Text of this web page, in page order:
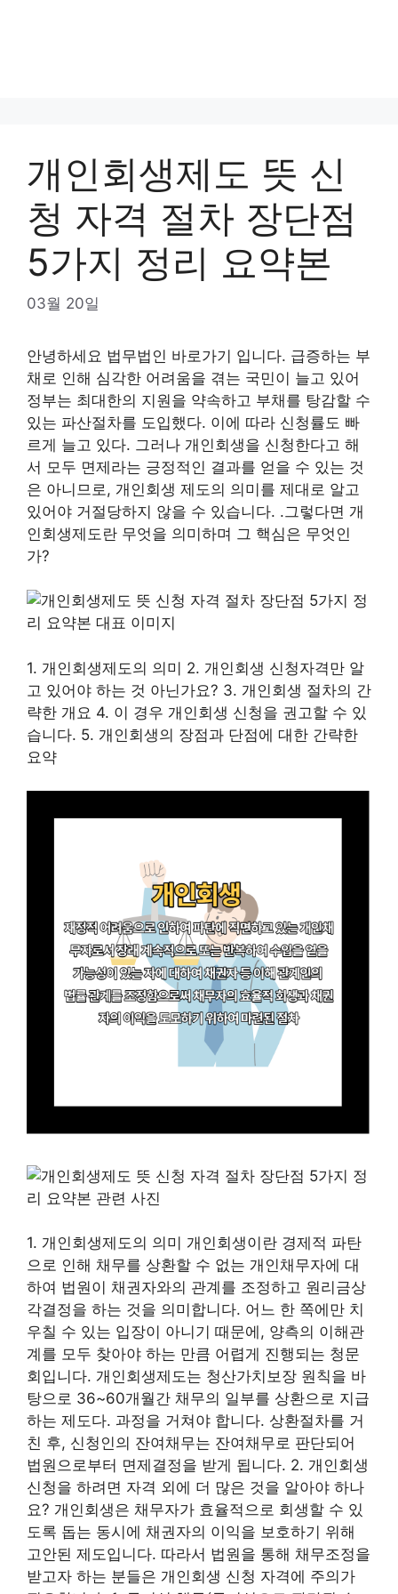
개인회생제도 뜻 신
청 자격 절차 장단점
5가지 정리 요약본
03월 20일
안녕하세요 법무법인 바로가기 입니다. 급증하는 부
채로 인해 심각한 어려움을 겪는 국민이 늘고 있어
정부는 최대한의 지원을 약속하고 부채를 탕감할 수
있는 파산절차를 도입했다. 이에 따라 신청률도 빠
르게 늘고 있다. 그러나 개인회생을 신청한다고 해
서 모두 면제라는 긍정적인 결과를 얻을 수 있는 것
은 아니므로, 개인회생 제도의 의미를 제대로 알고
있어야 거절당하지 않을 수 있습니다. .그렇다면 개
인회생제도란 무엇을 의미하며 그 핵심은 무엇인
가?
1. 개인회생제도의 의미 2. 개인회생 신청자격만 알
고 있어야 하는 것 아닌가요? 3. 개인회생 절차의 간
략한 개요 4. 이 경우 개인회생 신청을 권고할 수 있
습니다. 5. 개인회생의 장점과 단점에 대한 간략한
요약
1. 개인회생제도의 의미 개인회생이란 경제적 파탄
으로 인해 채무를 상환할 수 없는 개인채무자에 대
하여 법원이 채권자와의 관계를 조정하고 원리금상
각결정을 하는 것을 의미합니다. 어느 한 쪽에만 치
우칠 수 있는 입장이 아니기 때문에, 양측의 이해관
계를 모두 찾아야 하는 만큼 어렵게 진행되는 청문
회입니다. 개인회생제도는 청산가치보장 원칙을 바
탕으로 36~60개월간 채무의 일부를 상환으로 지급
하는 제도다. 과정을 거쳐야 합니다. 상환절차를 거
친 후, 신청인의 잔여채무는 잔여채무로 판단되어
법원으로부터 면제결정을 받게 됩니다. 2. 개인회생
신청을 하려면 자격 외에 더 많은 것을 알아야 하나
요? 개인회생은 채무자가 효율적으로 회생할 수 있
도록 돕는 동시에 채권자의 이익을 보호하기 위해
고안된 제도입니다. 따라서 법원을 통해 채무조정을
받고자 하는 분들은 개인회생 신청 자격에 주의가